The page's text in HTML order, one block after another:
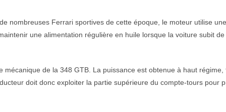
nombreuses Ferrari sportives de cette époque, le moteur utilise une
une alimentation régulière en huile lorsque la voiture subit
mécanique de la 348 GTB. La puissance est obtenue à haut régime,
doit donc exploiter la partie supérieure du compte-tours pour